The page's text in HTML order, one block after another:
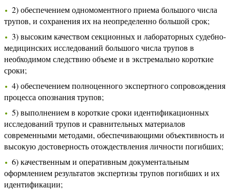
2) обеспечением одномоментного приема большого числа
трупов, и сохранения их на неопределенно большой срок;
3) высоким качеством секционных и лабораторных судебно-
медицинских исследований большого числа трупов в
необходимом следствию объеме и в экстремально короткие
сроки;
4) обеспечением полноценного экспертного сопровождения
процесса опознания трупов;
5) выполнением в короткие сроки идентификационных
исследований трупов и сравнительных материалов
современными методами, обеспечивающими объективность и
высокую достоверность отождествления личности погибших;
6) качественным и оперативным документальным
оформлением результатов экспертизы трупов погибших и их
идентификации;